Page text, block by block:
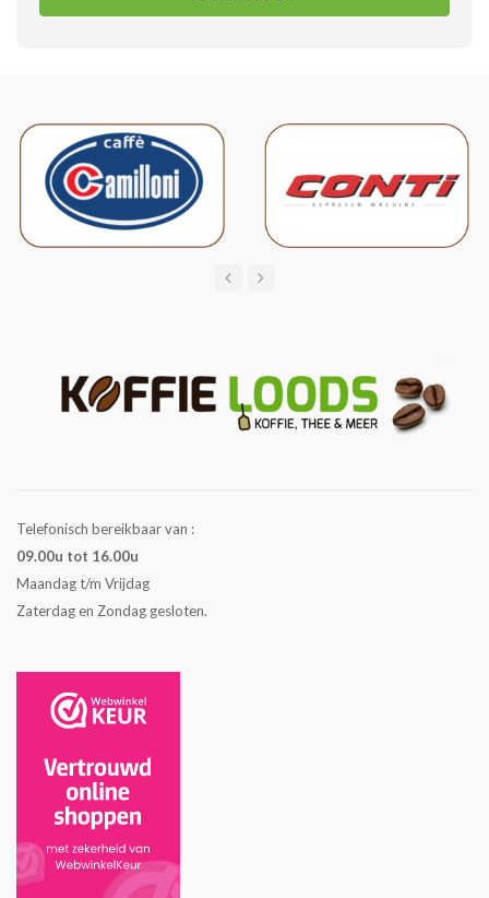
Telefonisch bereikbaar van :
09.00u tot 16.00u
Maandag t/m Vrijdag
Zaterdag en Zondag gesloten.